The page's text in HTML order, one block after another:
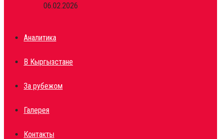
06.02.2026
Аналитика
В Кыргызстане
За рубежом
Галерея
Контакты